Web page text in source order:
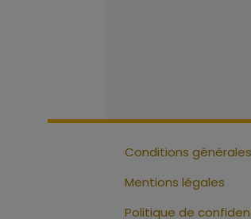
Conditions
Mentions légales
Politique de